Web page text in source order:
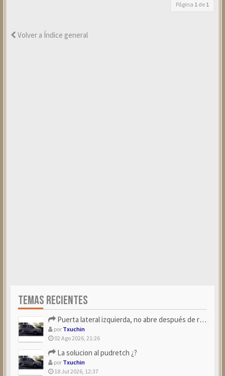
Página 1 de 1
Volver a Índice general
TEMAS RECIENTES
Puerta lateral izquierda, no abre después de repostar.
por Txuchin
02 Ago 2026, 21:26
La solucion al pudretch ¿?
por Txuchin
18 Jul 2026, 12:37